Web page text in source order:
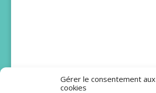
Gérer le consentement aux
cookies